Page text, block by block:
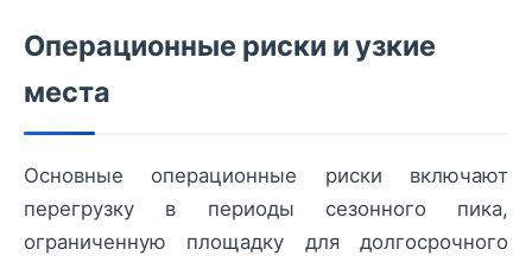
Операционные риски и узкие
места
Основные операционные риски включают
перегрузку в периоды сезонного пика,
ограниченную площадку для долгосрочного